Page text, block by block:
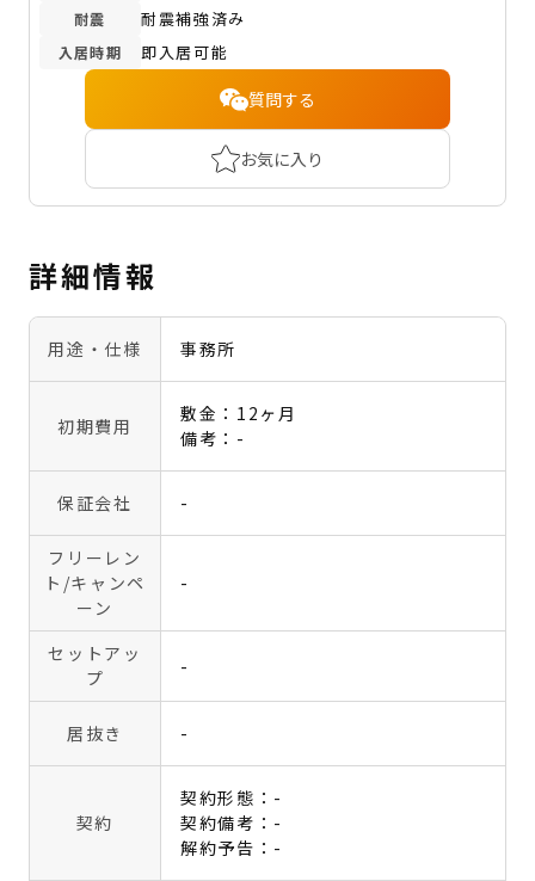
耐震 耐震補強済み
入居時期 即入居可能
質問する
お気に入り
詳細情報
用途・仕様 事務所
初期費用
敷金：12ヶ月
備考：-
保証会社 -
フリーレン
ト /キャンペ
ーン
-
セットアッ
プ
-
居抜き -
契約
契約形態：-
契約備考：-
解約予告：-